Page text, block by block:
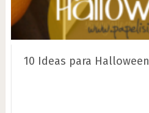
10 Ideas para Halloween